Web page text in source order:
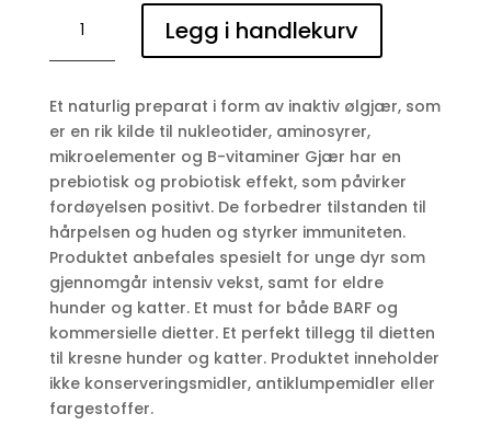
Brewer
Yeast
Legg i handlekurv
Et naturlig preparat i form av inaktiv ølgjær, som
er en rik kilde til nukleotider, aminosyrer,
mikroelementer og B-vitaminer Gjær har en
prebiotisk og probiotisk effekt, som påvirker
fordøyelsen positivt. De forbedrer tilstanden til
hårpelsen og huden og styrker immuniteten.
Produktet anbefales spesielt for unge dyr som
gjennomgår intensiv vekst, samt for eldre
hunder og katter. Et must for både BARF og
kommersielle dietter. Et perfekt tillegg til dietten
til kresne hunder og katter. Produktet inneholder
ikke konserveringsmidler, antiklumpemidler eller
fargestoffer.